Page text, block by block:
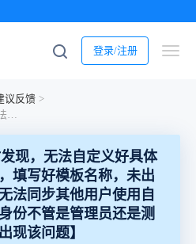
登录/注册
议反馈 >
版本12.5.3登记bug时发现，无法自定义好具体步骤，点击保存模板，填写好模板名称，未出现公共勾选框，导致无法同步其他用户使用自定义公共模板模板【身份不管是管理员还是测试主管或其他角色都出现该问题】
现，无法自定义好具体
填写好模板名称，未出
法同步其他用户使用自
份不管是管理员还是测
现该问题】